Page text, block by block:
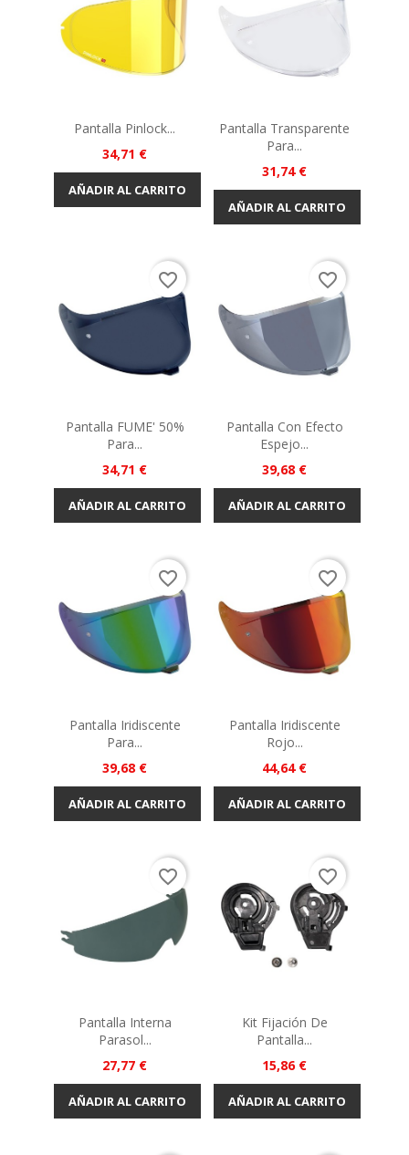
Pantalla Pinlock...
Precio
34,71 €
AÑADIR AL CARRITO
Pantalla Transparente
Para...
Precio
31,74 €
AÑADIR AL CARRITO
Pantalla FUME' 50%
Para...
Precio
34,71 €
AÑADIR AL CARRITO
favorite_border
Pantalla Con Efecto
Espejo...
Precio
39,68 €
AÑADIR AL CARRITO
favorite_border
Pantalla Iridiscente
Para...
Precio
39,68 €
AÑADIR AL CARRITO
favorite_border
Pantalla Iridiscente
Rojo...
Precio
44,64 €
AÑADIR AL CARRITO
favorite_border
Pantalla Interna
Parasol...
Precio
27,77 €
AÑADIR AL CARRITO
favorite_border
Kit Fijación De
Pantalla...
Precio
15,86 €
AÑADIR AL CARRITO
favorite_border